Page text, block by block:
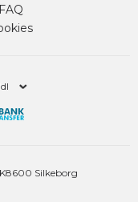
FAQ
Silkeborg